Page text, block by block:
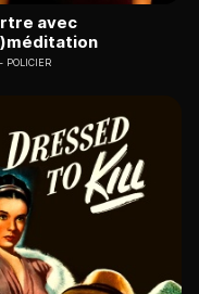
avec
POLICIER